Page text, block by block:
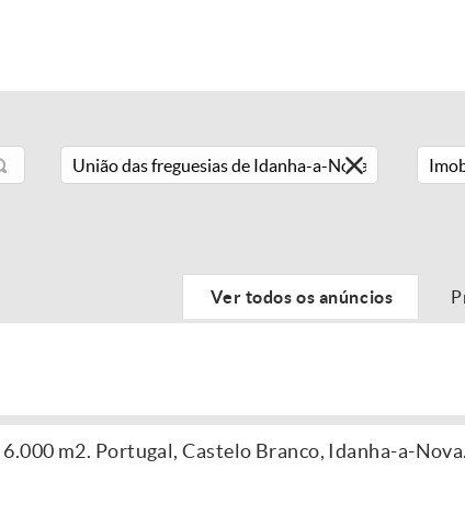
Ver todos os anúncios
m2. Portugal, Castelo Branco, Idanha-a-Nova.